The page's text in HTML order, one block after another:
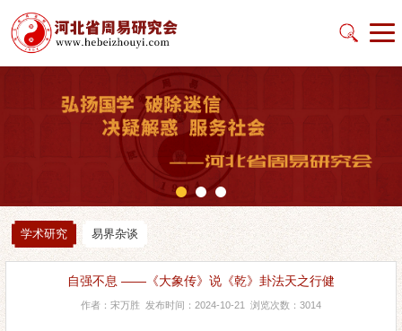
学术研究 易界杂谈
自强不息 ——《大象传》说《乾》卦法天之行健
作者：宋万胜 发布时间：2024-10-21 浏览次数：3014